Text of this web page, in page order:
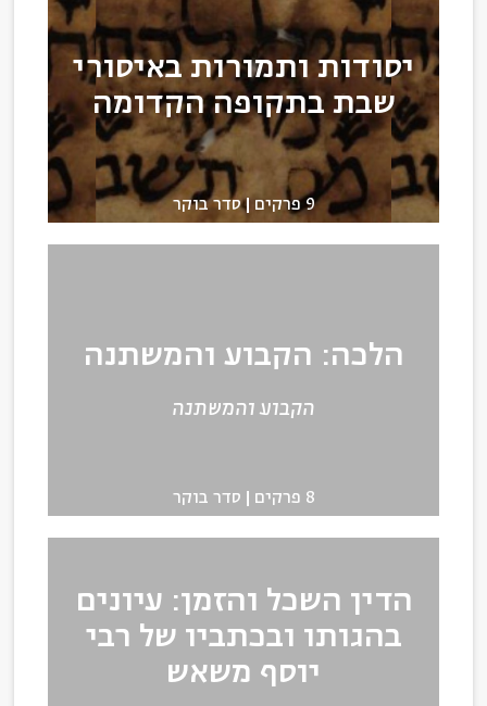
יסודות ותמורות באיסורי
שבת בתקופה הקדומה
9 פרקים סדר בוקר
הלכה: הקבוע והמשתנה
הקבוע והמשתנה
8 פרקים סדר בוקר
הדין השכל והזמן: עיונים
בהגותו ובכתביו של רבי
יוסף משאש